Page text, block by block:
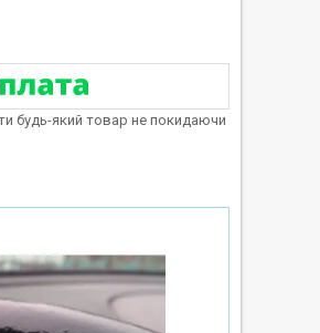
будь-який товар не покидаючи